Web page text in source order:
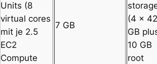
Units (8
virtual cores
mit je 2.5
EC2
Compute
7 GB
(4 x
GB
10 GB
root